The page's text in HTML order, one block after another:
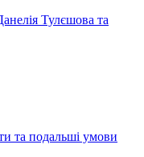
Тулєшова та
та подальші умови